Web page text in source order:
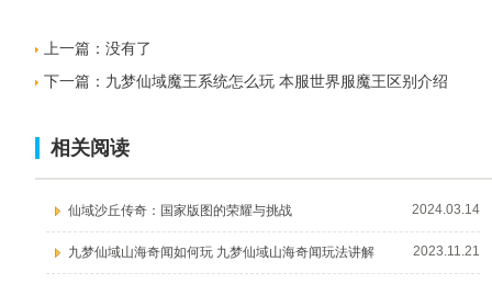
上一篇：没有了
下一篇： 九梦仙域魔王系统怎么玩 本服世界服魔王区别介绍
相关阅读
仙域沙丘传奇：国家版图的荣耀与挑战 2024.03.14
九梦仙域山海奇闻如何玩 九梦仙域山海奇闻玩法讲解 2023.11.21